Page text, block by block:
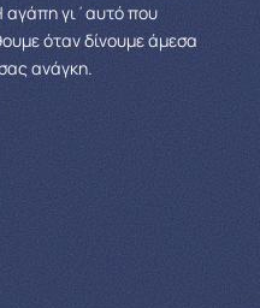
αγάπη γι΄αυτό που
όταν δίνουμε άμεσα
ανάγκη.